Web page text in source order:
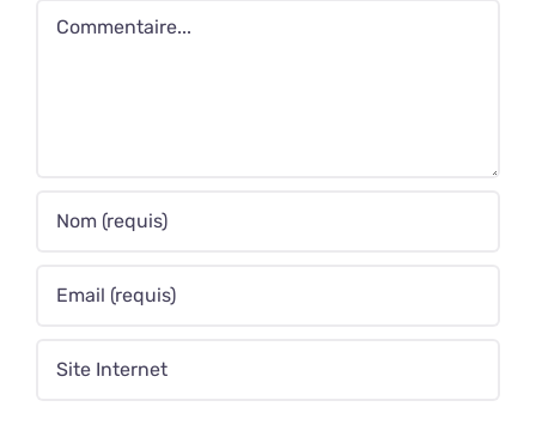
Commentaire